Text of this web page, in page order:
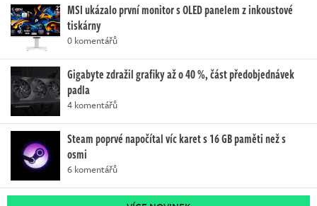
MSI ukázalo první monitor s OLED panelem z inkoustové
tiskárny
0 komentářů
Gigabyte zdražil grafiky až o 40 %, část předobjednávek
padla
4 komentářů
Steam poprvé napočítal víc karet s 16 GB paměti než s
osmi
6 komentářů